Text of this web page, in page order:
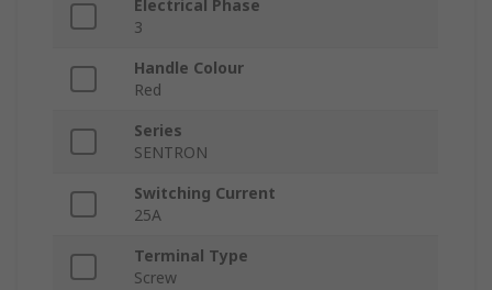
Electrical Phase
3
Handle Colour
Red
Series
SENTRON
Switching Current
25A
Terminal Type
Screw